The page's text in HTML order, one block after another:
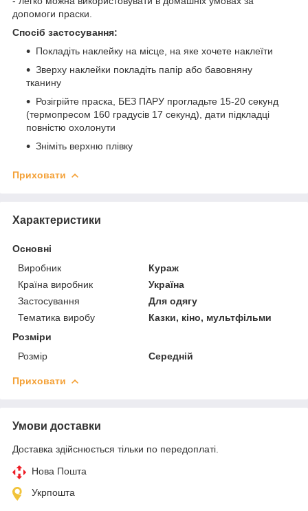
допомоги праски.
Спосіб застосування:
Покладіть наклейку на місце, на яке хочете наклеїти
Зверху наклейки покладіть папір або бавовняну
тканину
Розігрійте праска, БЕЗ ПАРУ прогладьте 15-20 секунд
(термопресом 160 градусів 17 секунд), дати підкладці
повністю охолонути
Зніміть верхню плівку
Приховати
Характеристики
Основні
Виробник
Кураж
Країна виробник
Україна
Застосування
Для одягу
Тематика виробу
Казки, кіно, мультфільми
Розміри
Розмір
Середній
Приховати
Умови доставки
Доставка здійснюється тільки по передоплаті.
Нова Пошта
Укрпошта